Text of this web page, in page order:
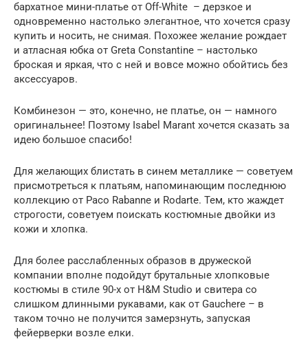
бархатное мини-платье от Off-White – дерзкое и
одновременно настолько элегантное, что хочется сразу
купить и носить, не снимая. Похожее желание рождает
и атласная юбка от Greta Constantine – настолько
броская и яркая, что с ней и вовсе можно обойтись без
аксессуаров.
Комбинезон — это, конечно, не платье, он — намного
оригинальнее! Поэтому Isabel Marant хочется сказать за
идею большое спасибо!
Для желающих блистать в синем металлике — советуем
присмотреться к платьям, напоминающим последнюю
коллекцию от Paco Rabanne и Rodarte. Тем, кто жаждет
строгости, советуем поискать костюмные двойки из
кожи и хлопка.
Для более расслабленных образов в дружеской
компании вполне подойдут брутальные хлопковые
костюмы в стиле 90-х от H&M Studio и свитера со
слишком длинными рукавами, как от Gauchere – в
таком точно не получится замерзнуть, запуская
фейерверки возле елки.